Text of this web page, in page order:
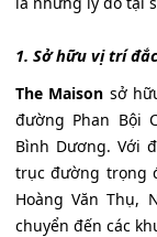
1. Sở hữu vị trí
The Maison sở
đường Phan Bội
Bình Dương. Với
trục đường trọng
Hoàng Văn Thụ,
chuyển đến các